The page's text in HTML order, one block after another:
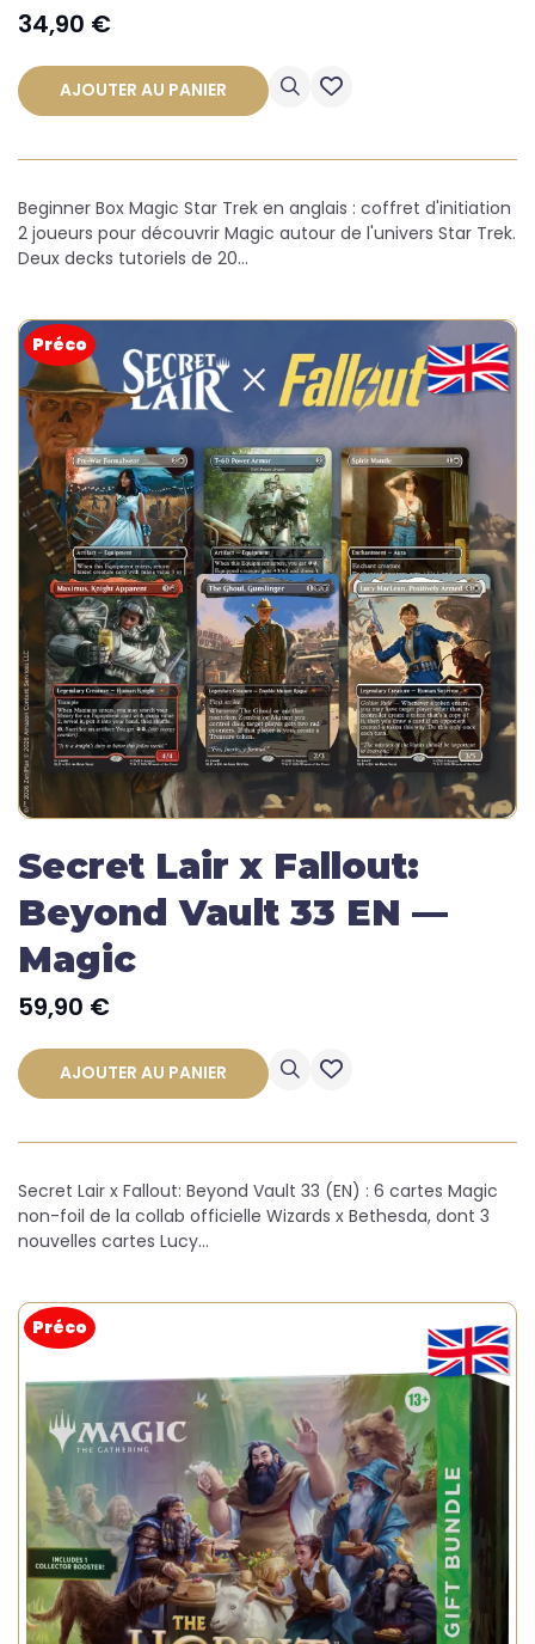
34,90 €
AJOUTER AU PANIER
Beginner Box Magic Star Trek en anglais : coffret d'initiation
2 joueurs pour découvrir Magic autour de l'univers Star Trek.
Deux decks tutoriels de 20…
Préco
Secret Lair x Fallout:
Beyond Vault 33 EN —
Magic
59,90 €
AJOUTER AU PANIER
Secret Lair x Fallout: Beyond Vault 33 (EN) : 6 cartes Magic
non-foil de la collab officielle Wizards x Bethesda, dont 3
nouvelles cartes Lucy…
Préco